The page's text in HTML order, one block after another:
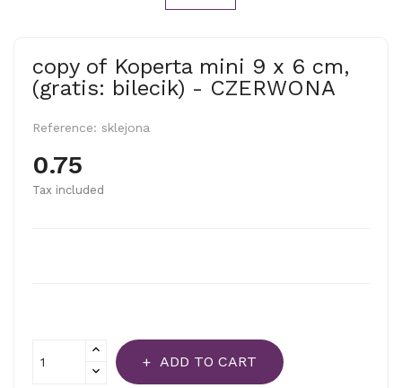
copy of Koperta mini 9 x 6 cm,
(gratis: bilecik) - CZERWONA
Reference: sklejona
0.75
Tax included
ADD TO CART